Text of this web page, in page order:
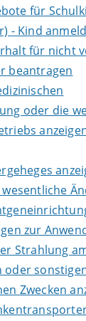
für
- Kind
für nicht
beantragen
oder die
zur
Strahlung
oder
Zwecken